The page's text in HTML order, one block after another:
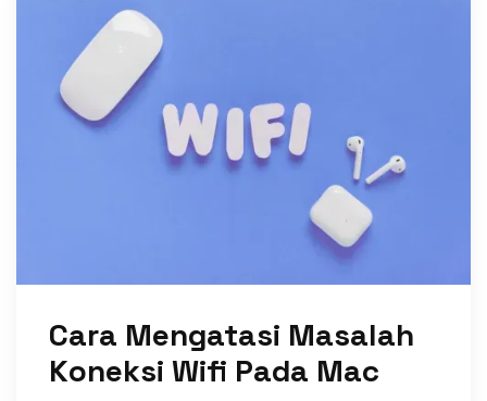
Cara Mengatasi Masalah
Koneksi Wifi Pada Mac